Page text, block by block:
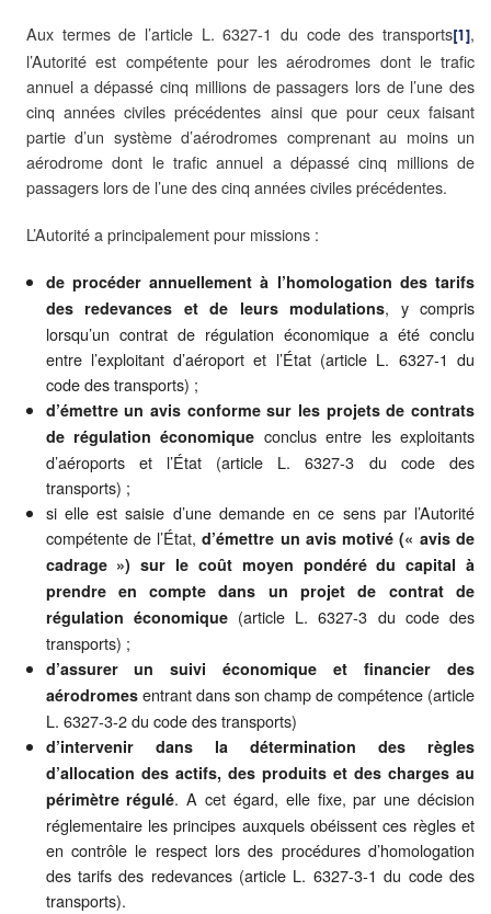
Aux termes de l’article L. 6327-1 du code des transports [1] ,
l’Autorité est compétente pour les aérodromes dont le trafic
annuel a dépassé cinq millions de passagers lors de l’une des
cinq années civiles précédentes ainsi que pour ceux faisant
partie d’un système d’aérodromes comprenant au moins un
aérodrome dont le trafic annuel a dépassé cinq millions de
passagers lors de l’une des cinq années civiles précédentes.
L’Autorité a principalement pour missions :
de procéder annuellement à l’homologation des tarifs
des redevances et de leurs modulations, y compris
lorsqu’un contrat de régulation économique a été conclu
entre l’exploitant d’aéroport et l’État (article L. 6327-1 du
code des transports) ;
d’émettre un avis conforme sur les projets de contrats
de régulation économique conclus entre les exploitants
d’aéroports et l’État (article L. 6327-3 du code des
transports) ;
si elle est saisie d’une demande en ce sens par l’Autorité
compétente de l’État,d’émettre un avis motivé (« avis de
cadrage ») sur le coût moyen pondéré du capital à
prendre en compte dans un projet de contrat de
régulation économique(article L. 6327-3 du code des
transports) ;
d’assurer un suivi économique et financier des
aérodromesentrant dans son champ de compétence (article
L. 6327-3-2 du code des transports)
d’intervenir dans la détermination des règles
d’allocation des actifs, des produits et des charges au
périmètre régulé. A cet égard, elle fixe, par une décision
réglementaire les principes auxquels obéissent ces règles et
en contrôle le respect lors des procédures d’homologation
des tarifs des redevances (article L. 6327-3-1 du code des
transports).